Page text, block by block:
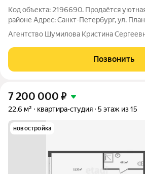
Код объекта: 2196690. Продаётся уютная студия в спальном
районе Адрес: Санкт-Петербург, ул. Планерная, д. 87, корпус 1
О квартире: Предлагается к продаже
студия в тихом, спокойном районе
вариант для тех,
Агентство Шумилова Кристина
Позвонить
7 200 000 ₽
22,6 м² квартира-студия 5 этаж из 15
новостройка